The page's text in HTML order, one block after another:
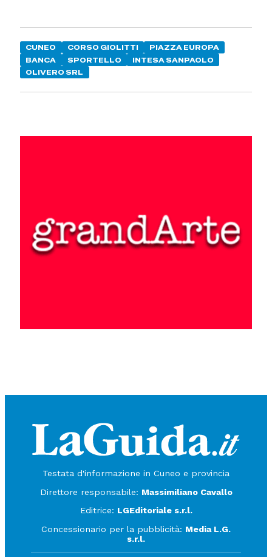
CUNEO CORSO GIOLITTI
PIAZZA EUROPA
BANCA
SPORTELLO
INTESA SANPAOLO
OLIVERO SRL
Testata d'informazione in Cuneo e provincia
Direttore responsabile: Massimiliano Cavallo
Editrice: LGEditoriale s.r.l.
Concessionario per la pubblicità: Media L.G.
s.r.l.